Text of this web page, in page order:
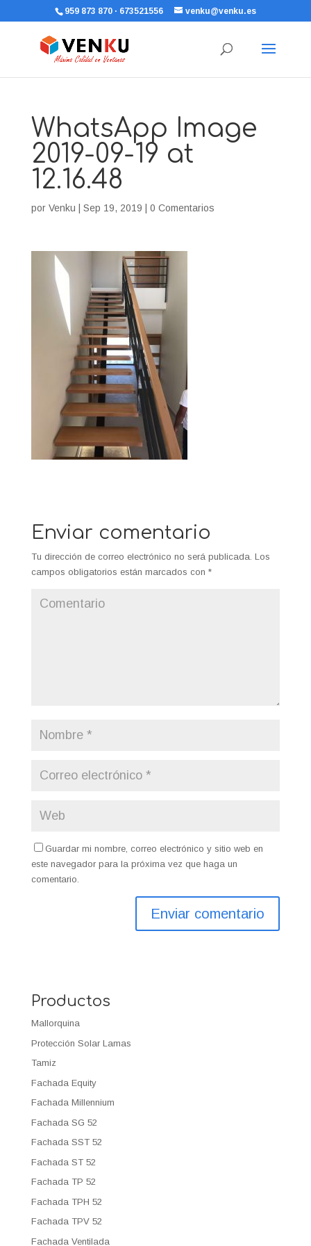
959 873 870 · 673521556 venku@venku.es
WhatsApp Image
2019-09-19 at
12.16.48
por Venku Sep 19, 2019 0 Comentarios
Enviar comentario
Tu dirección de correo electrónico no será publicada. Los
campos obligatorios están marcados con *
Guardar mi nombre, correo electrónico y sitio web en
este navegador para la próxima vez que haga un
comentario.
Productos
Mallorquina
Protección Solar Lamas
Tamiz
Fachada Equity
Fachada Millennium
Fachada SG 52
Fachada SST 52
Fachada ST 52
Fachada TP 52
Fachada TPH 52
Fachada TPV 52
Fachada Ventilada